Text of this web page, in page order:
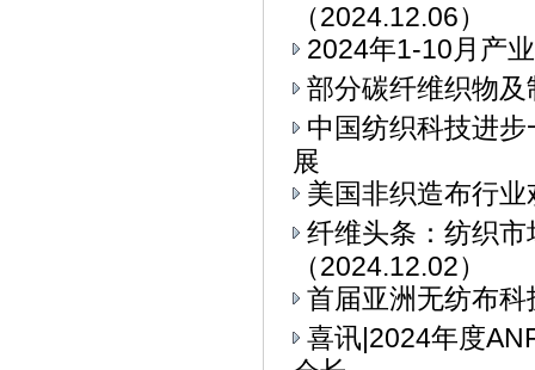
（2024.12.06）
2024年1-10月产
部分碳纤维织物
中国纺织科技进
展
美国非织造布行
纤维头条：纺织
（2024.12.02）
首届亚洲无纺布
喜讯|2024年度